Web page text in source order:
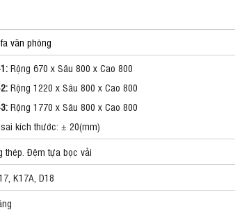
văn phòng
Rộng 670 x Sâu 800 x Cao 800
Rộng 1220 x Sâu 800 x Cao 800
Rộng 1770 x Sâu 800 x Cao 800
kích thước: ± 20(mm)
thép. Đệm tựa bọc vải
K17A, D18